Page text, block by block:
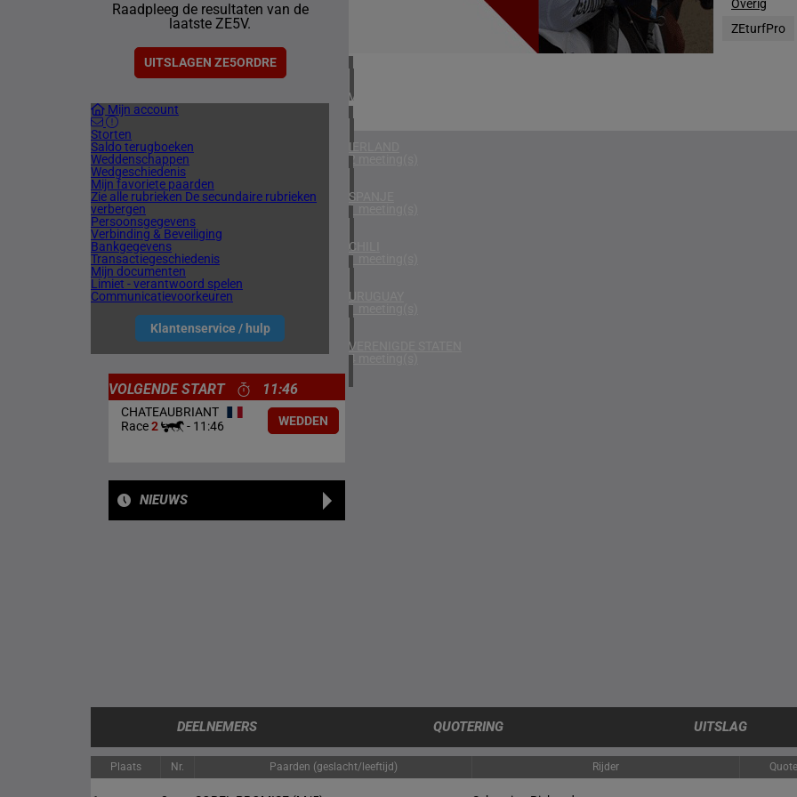
Raadpleeg de resultaten van de
laatste ZE5V.
UITSLAGEN ZE5ORDRE
Mijn account
Storten
Saldo terugboeken
Weddenschappen
Wedgeschiedenis
Mijn favoriete paarden
Zie alle rubrieken De secundaire rubrieken
verbergen
Persoonsgegevens
Verbinding & Beveiliging
Bankgegevens
Transactiegeschiedenis
Mijn documenten
Limiet - verantwoord spelen
Communicatievoorkeuren
Klantenservice / hulp
1 meeting(s)
VERENIGD KONINKRIJK
3 meeting(s)
IERLAND
2 meeting(s)
SPANJE
1 meeting(s)
CHILI
1 meeting(s)
URUGUAY
1 meeting(s)
VERENIGDE STATEN
4 meeting(s)
Overig
ZEturfPro
VOLGENDE START 11:46
CHATEAUBRIANT
Race2 - 11:46 WEDDEN
NIEUWS
DEELNEMERS QUOTERING UITSLAG
Plaats Nr. Paarden (geslacht/leeftijd) Rijder